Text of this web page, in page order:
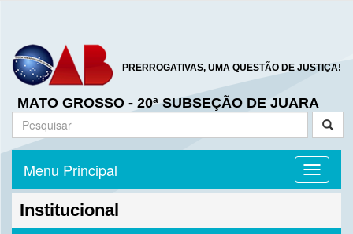
PRERROGATIVAS, UMA QUESTÃO DE JUSTIÇA!
MATO GROSSO - 20ª SUBSEÇÃO DE JUARA
Toggle
Menu Principal
Institucional